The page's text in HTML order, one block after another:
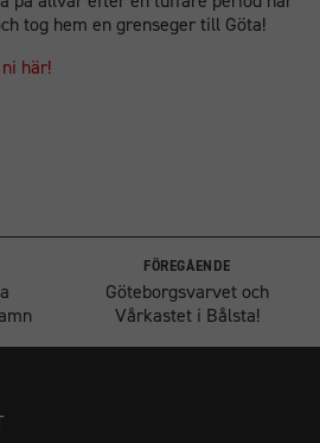
tog hem en grenseger till Göta!
här!
FÖREGÅENDE
Göteborgsvarvet och
Vårkastet i Bålsta!